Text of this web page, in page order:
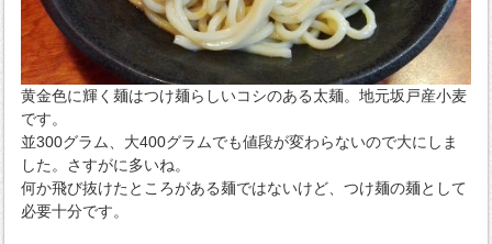
黄金色に輝く麺はつけ麺らしいコシのある太麺。地元坂戸産小麦
です。
並300グラム、大400グラムでも値段が変わらないので大にしま
した。さすがに多いね。
何か飛び抜けたところがある麺ではないけど、つけ麺の麺として
必要十分です。